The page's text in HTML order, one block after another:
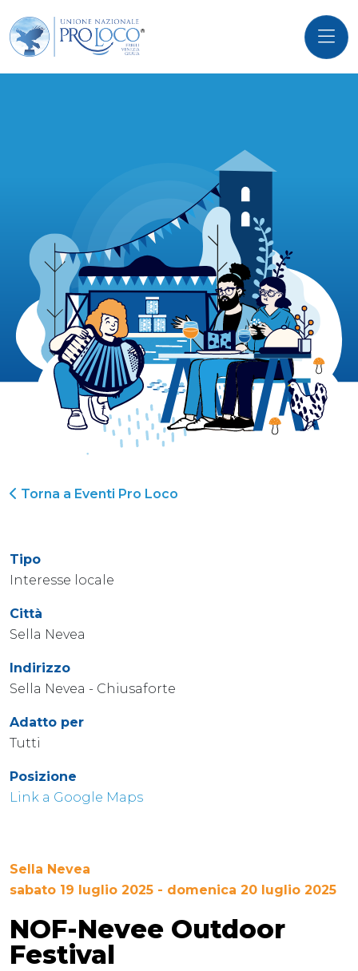
Torna a Eventi Pro Loco
Tipo
Interesse locale
Città
Sella Nevea
Indirizzo
Sella Nevea - Chiusaforte
Adatto per
Tutti
Posizione
Link a Google Maps
Sella Nevea
sabato 19 luglio 2025 - domenica 20 luglio 2025
NOF-Nevee Outdoor
Festival